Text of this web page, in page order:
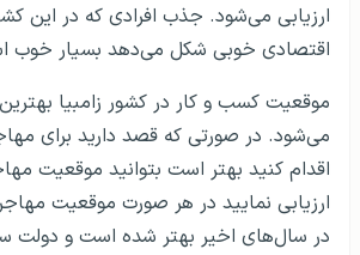
ارزیابی می‌شود. جذب افرادی که در این
اقتصادی خوبی شکل می‌دهد بسیار خوب
موقعیت کسب و کار در کشور زامبیا
می‌شود. در صورتی که قصد دارید برای
اقدام کنید بهتر است بتوانید موقعیت
ارزیابی نمایید در هر صورت موقعیت
در سال‌های اخیر بهتر شده است و دولت